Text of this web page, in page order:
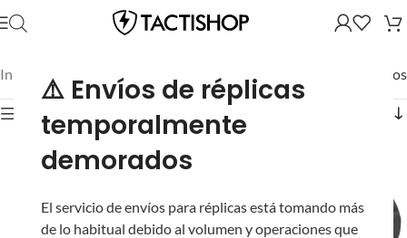
⚠️ Envíos de réplicas
temporalmente
demorados
El servicio de envíos para réplicas está tomando más
de lo habitual debido al volumen y operaciones que
Inicio Mostrando los 27 resultados
Mostrar filtros